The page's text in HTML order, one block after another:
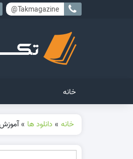
Takmagazine@
خانه
خانه » دانلود ها »